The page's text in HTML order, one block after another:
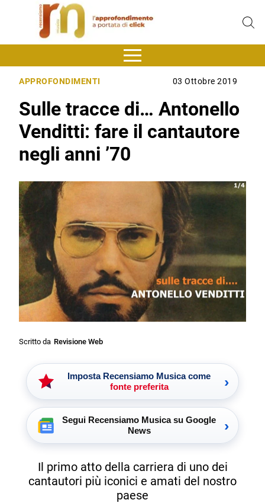
APPROFONDIMENTI 03 Ottobre 2019
Sulle tracce di… Antonello
Venditti: fare il cantautore
negli anni ’70
Scritto da Revisione Web
Imposta Recensiamo Musica come
fonte preferita
›
Segui Recensiamo Musica su Google
News
›
Il primo atto della carriera di uno dei
cantautori più iconici e amati del nostro
paese